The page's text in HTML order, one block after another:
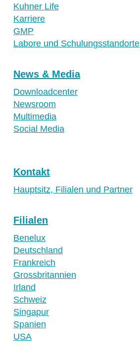
Kuhner Life
Karriere
GMP
Labore und Schulungsstandorte
News & Media
Downloadcenter
Newsroom
Multimedia
Social Media
Kontakt
Hauptsitz, Filialen und Partner
Filialen
Benelux
Deutschland
Frankreich
Grossbritannien
Irland
Schweiz
Singapur
Spanien
USA